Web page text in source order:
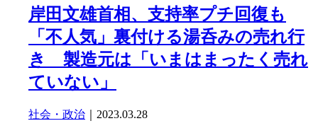
岸田文雄首相、支持率プチ回復も
「不人気」裏付ける湯呑みの売れ行
き 製造元は「いまはまったく売れ
ていない」
社会・政治 ｜2023.03.28